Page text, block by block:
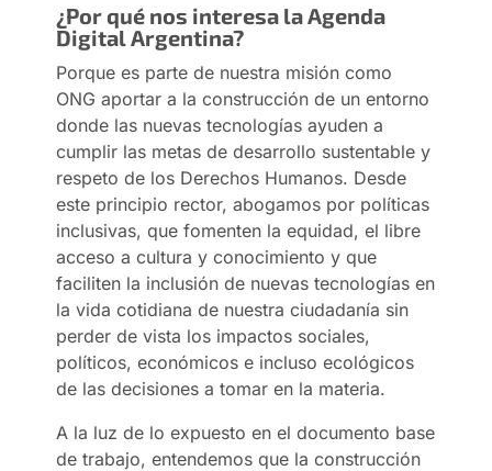
¿Por qué nos interesa la Agenda
Digital Argentina?
Porque es parte de nuestra misión como
ONG aportar a la construcción de un entorno
donde las nuevas tecnologías ayuden a
cumplir las metas de desarrollo sustentable y
respeto de los Derechos Humanos. Desde
este principio rector, abogamos por políticas
inclusivas, que fomenten la equidad, el libre
acceso a cultura y conocimiento y que
faciliten la inclusión de nuevas tecnologías en
la vida cotidiana de nuestra ciudadanía sin
perder de vista los impactos sociales,
políticos, económicos e incluso ecológicos
de las decisiones a tomar en la materia.
A la luz de lo expuesto en el documento base
de trabajo, entendemos que la construcción